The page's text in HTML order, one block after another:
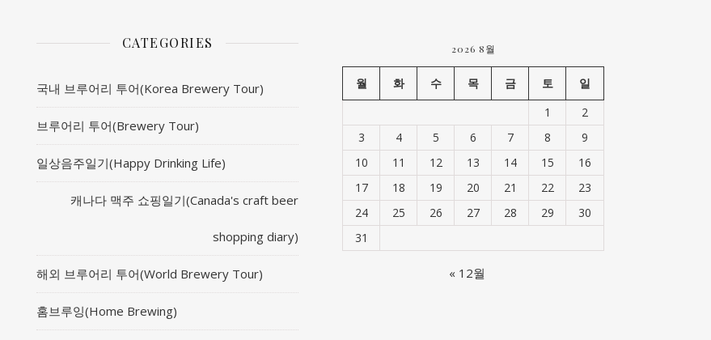
CATEGORIES
국내 브루어리 투어(Korea Brewery Tour)
브루어리 투어(Brewery Tour)
일상음주일기(Happy Drinking Life)
캐나다 맥주 쇼핑일기(Canada's craft beer
shopping diary)
해외 브루어리 투어(World Brewery Tour)
홈브루잉(Home Brewing)
2026 8월
월 화 수 목 금 토
일
1
2
3
4 5 6 7 8
9
10
11 12 13 14 15
16
17
18 19 20 21 22
23
24
25 26 27 28 29
30
31
« 12월